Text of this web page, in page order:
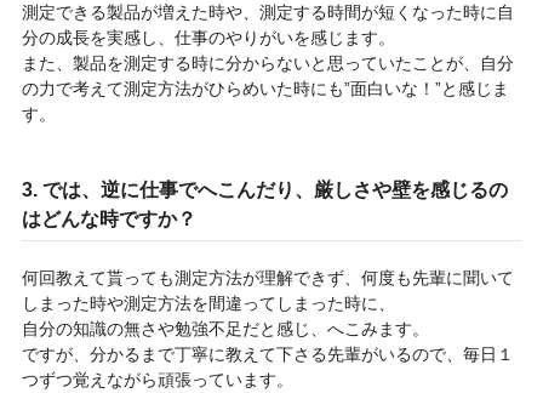
測定できる製品が増えた時や、測定する時間が短くなった時に自
分の成長を実感し、仕事のやりがいを感じます。
また、製品を測定する時に分からないと思っていたことが、自分
の力で考えて測定方法がひらめいた時にも”面白いな！”と感じま
す。
3. では、逆に仕事でへこんだり、厳しさや壁を感じるの
はどんな時ですか？
何回教えて貰っても測定方法が理解できず、何度も先輩に聞いて
しまった時や測定方法を間違ってしまった時に、
自分の知識の無さや勉強不足だと感じ、へこみます。
ですが、分かるまで丁寧に教えて下さる先輩がいるので、毎日１
つずつ覚えながら頑張っています。